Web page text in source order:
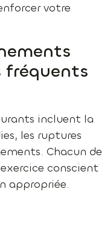
votre
fréquents
incluent la
les ruptures
Chacun de
conscient
appropriée.